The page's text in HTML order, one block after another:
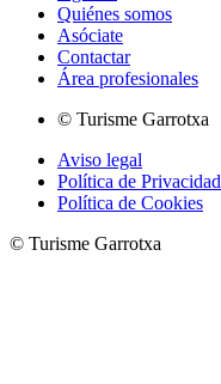
Quiénes somos
Asóciate
Contactar
Área profesionales
© Turisme Garrotxa
Aviso legal
Política de Privacidad
Política de Cookies
© Turisme Garrotxa